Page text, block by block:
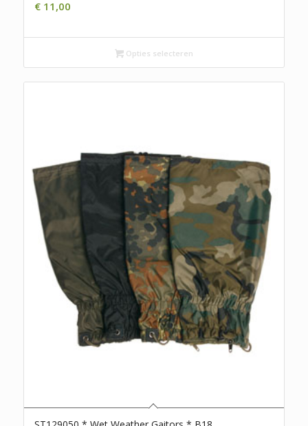
€11,00
Opties selecteren